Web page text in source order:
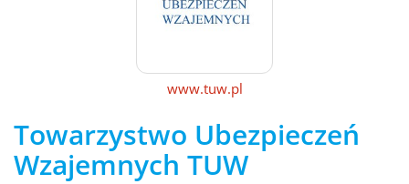
www.tuw.pl
Towarzystwo Ubezpieczeń
Wzajemnych TUW